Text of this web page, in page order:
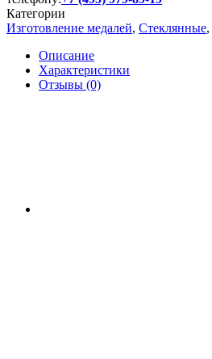
Категории
Изготовление медалей, Стеклянные,
Описание
Характеристики
Отзывы (0)